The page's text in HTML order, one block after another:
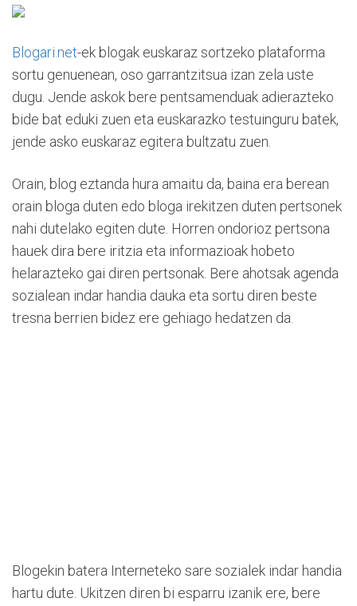
Blogari.net-ek blogak euskaraz sortzeko plataforma
sortu genuenean, oso garrantzitsua izan zela uste
dugu. Jende askok bere pentsamenduak adierazteko
bide bat eduki zuen eta euskarazko testuinguru batek,
jende asko euskaraz egitera bultzatu zuen.
Orain, blog eztanda hura amaitu da, baina era berean
orain bloga duten edo bloga irekitzen duten pertsonek
nahi dutelako egiten dute. Horren ondorioz pertsona
hauek dira bere iritzia eta informazioak hobeto
helarazteko gai diren pertsonak. Bere ahotsak agenda
sozialean indar handia dauka eta sortu diren beste
tresna berrien bidez ere gehiago hedatzen da.
Blogekin batera Interneteko sare sozialek indar handia
hartu dute. Ukitzen diren bi esparru izanik ere, bere